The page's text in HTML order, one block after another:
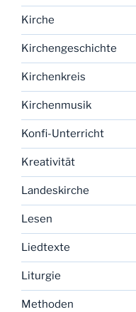
Kirche
Kirchengeschichte
Kirchenkreis
Kirchenmusik
Konfi-Unterricht
Kreativität
Landeskirche
Lesen
Liedtexte
Liturgie
Methoden